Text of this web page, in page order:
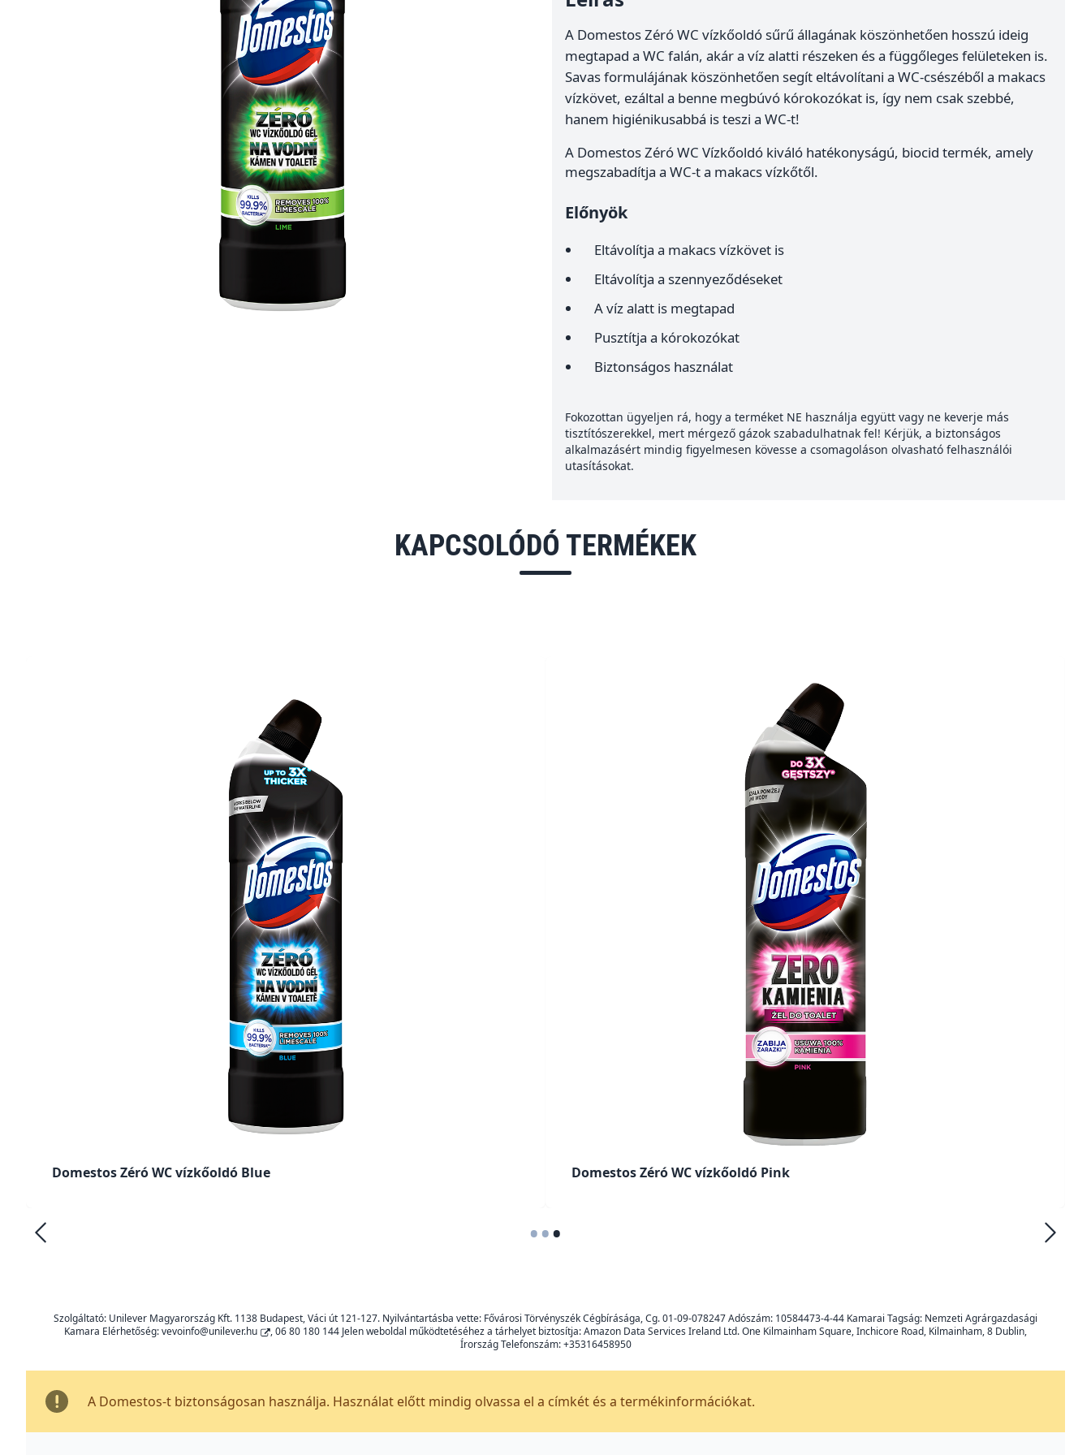
A Domestos Zéró WC vízkőoldó sűrű állagának köszönhetően hosszú ideig
megtapad a WC falán, akár a víz alatti részeken és a függőleges felületeken is.
Savas formulájának köszönhetően segít eltávolítani a WC-csészéből a makacs
vízkövet, ezáltal a benne megbúvó kórokozókat is, így nem csak szebbé,
hanem higiénikusabbá is teszi a WC-t!
A Domestos Zéró WC Vízkőoldó kiváló hatékonyságú, biocid termék, amely
megszabadítja a WC-t a makacs vízkőtől.
Előnyök
Eltávolítja a makacs vízkövet is
Eltávolítja a szennyeződéseket
A víz alatt is megtapad
Pusztítja a kórokozókat
Biztonságos használat
Fokozottan ügyeljen rá, hogy a terméket NE használja együtt vagy ne keverje más
tisztítószerekkel, mert mérgező gázok szabadulhatnak fel! Kérjük, a biztonságos
alkalmazásért mindig figyelmesen kövesse a csomagoláson olvasható felhasználói
utasításokat.
KAPCSOLÓDÓ TERMÉKEK
Domestos Zéró WC vízkőoldó Blue Domestos Zéró WC vízkőoldó Pink
•••
Szolgáltató: Unilever Magyarország Kft. 1138 Budapest, Váci út 121-127. Nyilvántartásba vette: Fővárosi Törvényszék Cégbírásága, Cg. 01-09-078247 Adószám: 10584473-4-44 Kamarai Tagság: Nemzeti Agrárgazdasági
Kamara Elérhetőség:vevoinfo@unilever.hu
, 06 80 180 144 Jelen weboldal működtetéséhez a tárhelyet biztosítja: Amazon Data Services Ireland Ltd. One Kilmainham Square, Inchicore Road, Kilmainham, 8 Dublin,
Írország Telefonszám: +35316458950
A Domestos-t biztonságosan használja. Használat előtt mindig olvassa el a címkét és a termékinformációkat.